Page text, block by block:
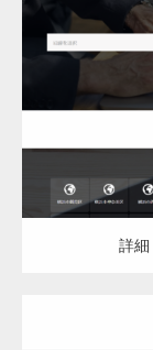
詳細
詳細